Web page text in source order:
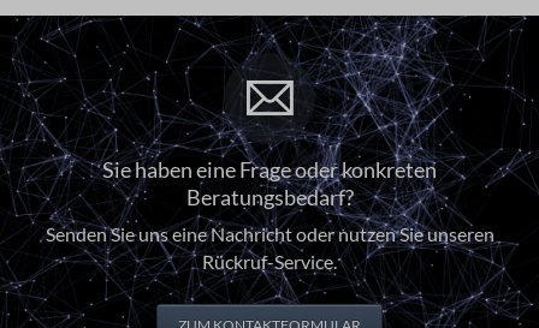
Sie haben eine Frage oder konkreten
Beratungsbedarf?
Senden Sie uns eine Nachricht oder nutzen Sie unseren
Rückruf-Service.